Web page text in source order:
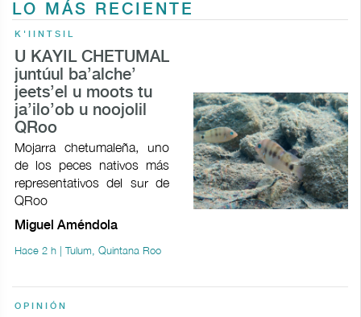
LO MÁS RECIENTE
K'IINTSIL
U KAYIL CHETUMAL
juntúul ba’alche’
jeets’el u moots tu
ja’ilo’ob u noojolil
QRoo
Mojarra chetumaleña, uno
de los peces nativos más
representativos del sur de
QRoo
Miguel Améndola
Hace 2 h | Tulum, Quintana Roo
OPINIÓN